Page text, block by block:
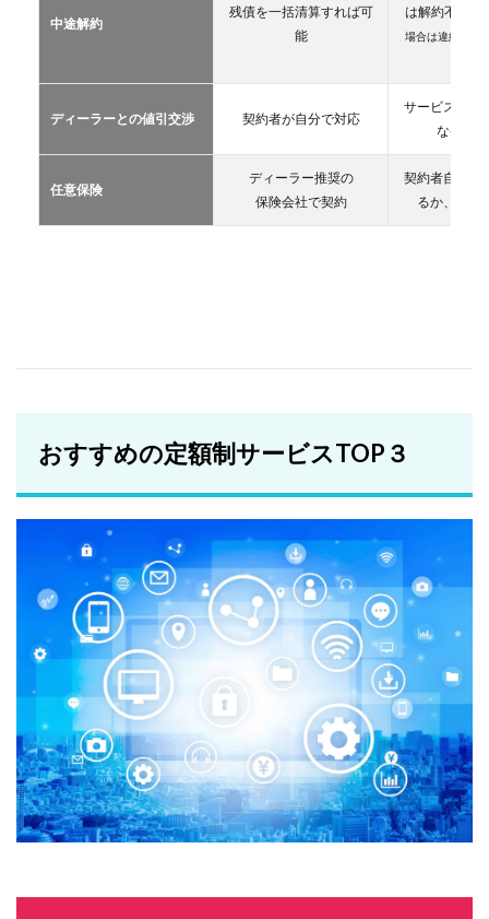
カー
ング
2.4
ー
中途解約
残債を一括清算すれば可
能
は解約不可
場合は違約金や
ディーラーとの値引交渉 契約者が自分で対応
サービス提供
な条件
任意保険
ディーラー推奨の
保険会社で契約
契約者自が自
るか、契約
おすすめの定額制サービスTOP３